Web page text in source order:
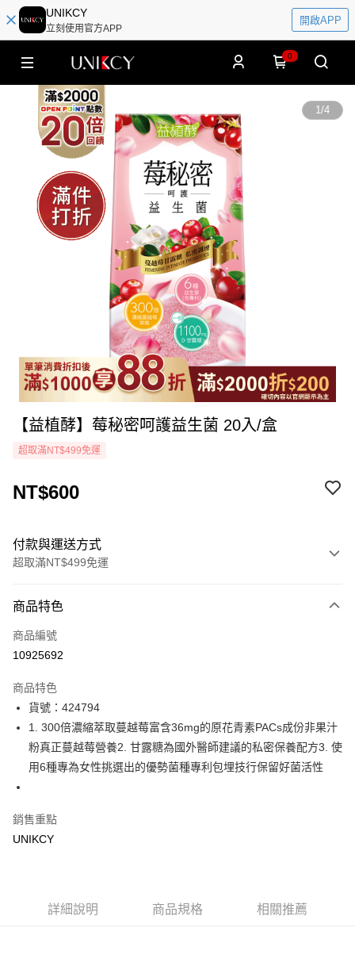
UNIKCY
立刻使用官方APP
開啟APP
0
1/4
【益植酵】莓秘密呵護益生菌 20入/盒
超取滿NT$499免運
NT$600
付款與運送方式
超取滿NT$499免運
icash Pay
信用卡一次付款
LINE Pay
Apple Pay
街口支付
悠遊付
Google Pay
每筆NT$70，滿NT$499(含以上)免運費
商品特色
商品編號
10925692
商品特色
貨號：424794
1. 300倍濃縮萃取蔓越莓富含36mg的原花青素PACs成份非果汁
粉真正蔓越莓營養2. 甘露糖為國外醫師建議的私密保養配方3. 使
用6種專為女性挑選出的優勢菌種專利包埋技行保留好菌活性
銷售重點
UNIKCY
詳細說明 商品規格 相關推薦